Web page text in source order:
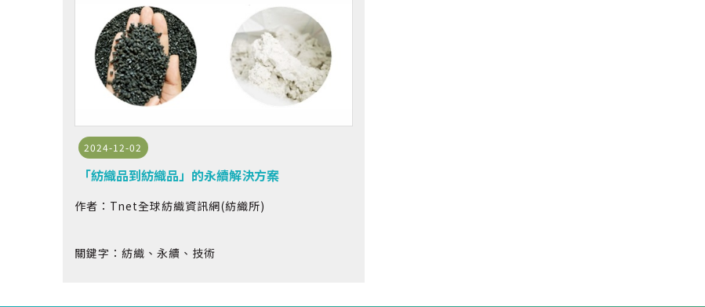
2024-12-02
「紡織品到紡織品」的永續解決方案
作者：Tnet全球紡織資訊網(紡織所)
關鍵字：紡織、永續、技術